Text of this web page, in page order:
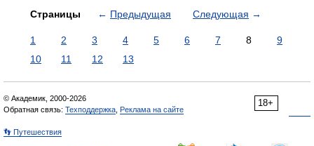
Страницы ← Предыдущая Следующая →
1 2 3 4 5 6 7 8
9
10
11 12 13
18+
© Академик, 2000-2026
Обратная связь: Техподдержка Реклама на сайте
👣 Путешествия